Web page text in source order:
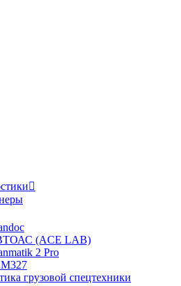

(ACE LAB)
2 Pro
грузовой спецтехники